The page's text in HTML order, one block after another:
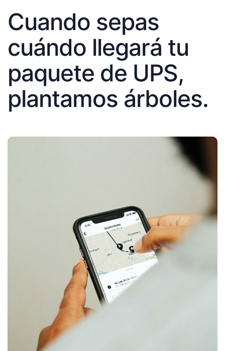
Cuando sepas
cuándo llegará tu
paquete de UPS,
plantamos árboles.